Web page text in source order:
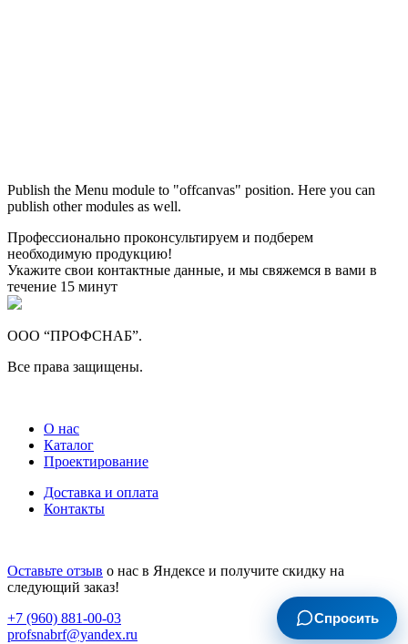
Publish the Menu module to "offcanvas" position. Here you can
publish other modules as well.
Спросить
М ● консультант ПРОФСНАБ
Профессионально проконсультируем и подберем
необходимую продукцию!
Укажите свои контактные данные, и мы свяжемся в вами в
течение 15 минут
ООО “ПРОФСНАБ”.
Все права защищены.
О нас
Каталог
Проектирование
Доставка и оплата
Контакты
Оставьте отзыв о нас в Яндексе и получите скидку на
следующий заказ!
+7 (960) 881-00-03
profsnabrf@yandex.ru